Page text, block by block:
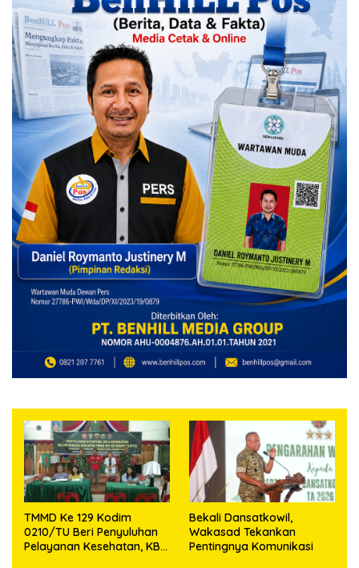
TMMD Ke 129 Kodim
0210/TU Beri Penyuluhan
Pelayanan Kesehatan, KB
Bekali Dansatkowil,
Wakasad Tekankan
Pentingnya Komunikasi